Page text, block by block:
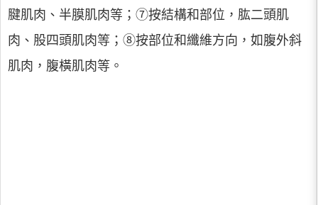
腱肌肉、半膜肌肉等；⑦按結構和部位，肱二頭肌
肉、股四頭肌肉等；⑧按部位和纖維方向，如腹外斜
肌肉，腹橫肌肉等。